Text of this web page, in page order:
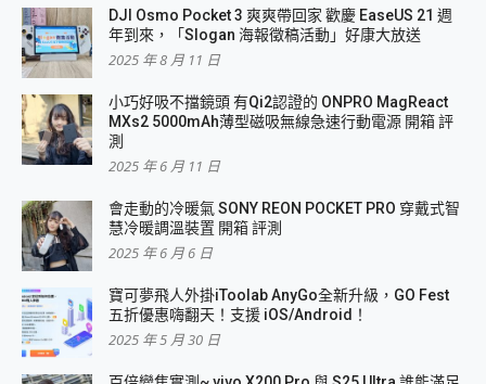
DJI Osmo Pocket 3 爽爽帶回家 歡慶 EaseUS 21 週
年到來，「Slogan 海報徵稿活動」好康大放送
2025 年 8 月 11 日
小巧好吸不擋鏡頭 有Qi2認證的 ONPRO MagReact
MXs2 5000mAh薄型磁吸無線急速行動電源 開箱 評
測
2025 年 6 月 11 日
會走動的冷暖氣 SONY REON POCKET PRO 穿戴式智
慧冷暖調溫裝置 開箱 評測
2025 年 6 月 6 日
寶可夢飛人外掛iToolab AnyGo全新升級，GO Fest
五折優惠嗨翻天！支援 iOS/Android！
2025 年 5 月 30 日